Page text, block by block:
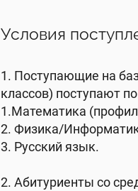
Условия
1. Поступающие на
классов) поступают
1.Математика
2. Физика/
3. Русский язык.
2. Абитуриенты со